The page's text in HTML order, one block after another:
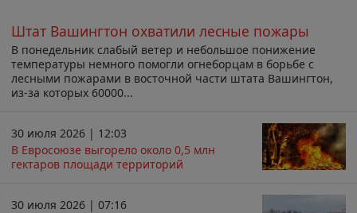
Штат Вашингтон охватили лесные пожары
В понедельник слабый ветер и небольшое понижение
температуры немного помогли огнеборцам в борьбе с
лесными пожарами в восточной части штата Вашингтон,
из-за которых 60000...
30 июля 2026 | 12:03
В Евросоюзе выгорело около 0,5 млн
гектаров площади территорий
30 июля 2026 | 07:16